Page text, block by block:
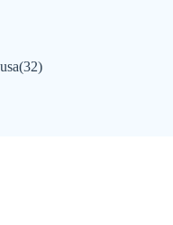
(32)